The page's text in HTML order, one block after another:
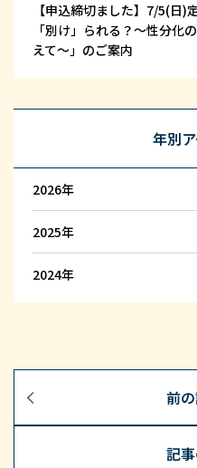
【申込締切ました】7/5(日)
「別け」られる？～性分化
えて～」のご案内
年別
2026
2025
2024
前
記